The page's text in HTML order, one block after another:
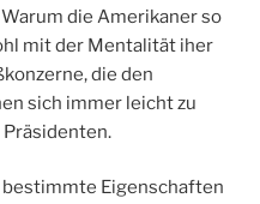
die Amerikaner so
mit der Mentalität iher
die den
sich immer leicht zu
Eigenschaften